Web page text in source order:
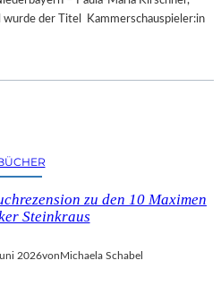
wurde der Titel Kammerschauspieler:in
zu den 10 Maximen
Steinkraus
2026vonMichaela Schabel